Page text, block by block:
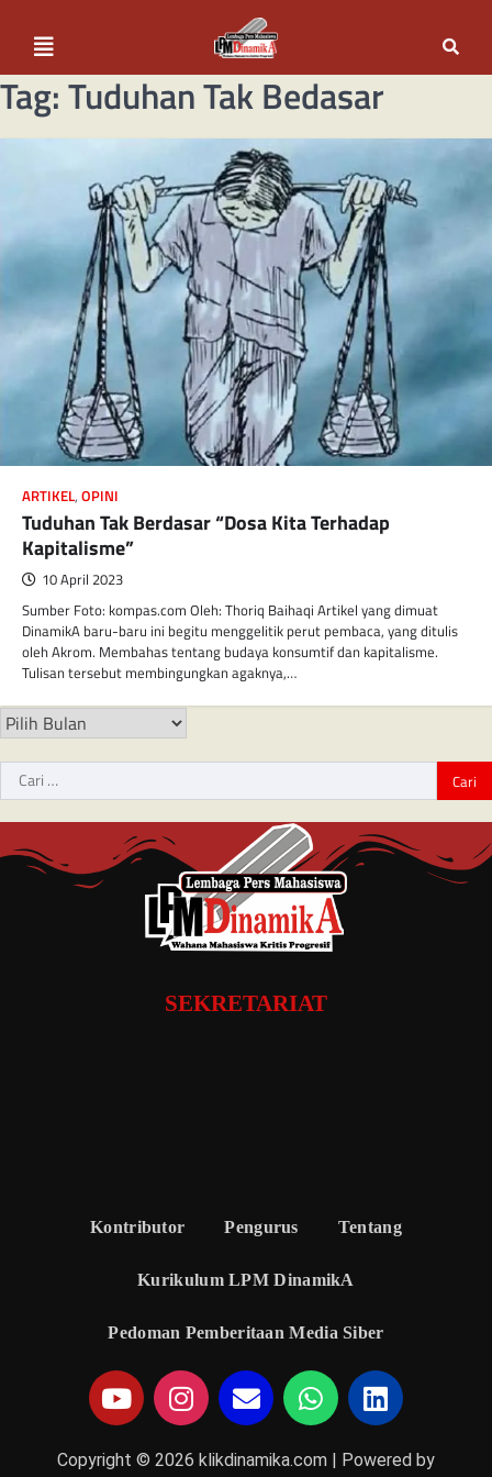
Tag:Tuduhan Tak Bedasar
ARTIKEL, OPINI
Tuduhan Tak Berdasar “Dosa Kita Terhadap
Kapitalisme”
10 April 2023
Sumber Foto: kompas.com Oleh: Thoriq Baihaqi Artikel yang dimuat
DinamikA baru-baru ini begitu menggelitik perut pembaca, yang ditulis
oleh Akrom. Membahas tentang budaya konsumtif dan kapitalisme.
Tulisan tersebut membingungkan agaknya,…
SEKRETARIAT
Kontributor Pengurus Tentang
Kurikulum LPM DinamikA
Pedoman Pemberitaan Media Siber
Copyright © 2026 klikdinamika.com | Powered by